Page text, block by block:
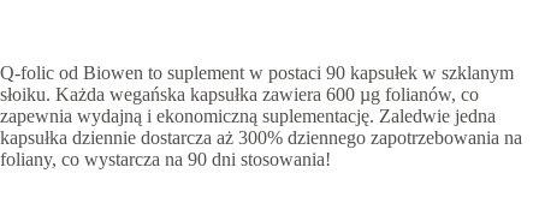
Q-folic od Biowen to suplement w postaci 90 kapsułek w szklanym
słoiku. Każda wegańska kapsułka zawiera 600 µg folianów, co
zapewnia wydajną i ekonomiczną suplementację. Zaledwie jedna
kapsułka dziennie dostarcza aż 300% dziennego zapotrzebowania na
foliany, co wystarcza na 90 dni stosowania!